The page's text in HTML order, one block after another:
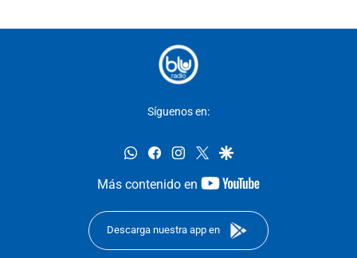
Síguenos en:
whatsappfacebookinstagram
twittergoogle
Más contenido en
youtube-
Descarga nuestra app en